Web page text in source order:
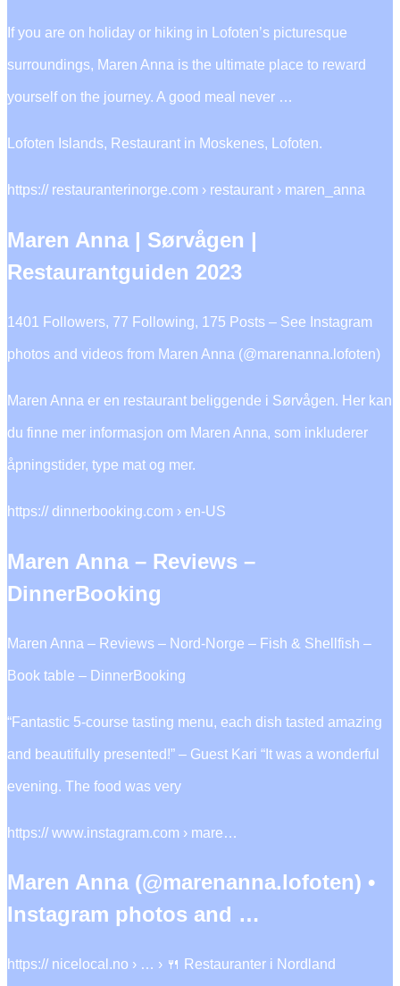
If you are on holiday or hiking in Lofoten’s picturesque
surroundings, Maren Anna is the ultimate place to reward
yourself on the journey. A good meal never …
Lofoten Islands, Restaurant in Moskenes, Lofoten.
https:// restauranterinorge.com › restaurant › maren_anna
Maren Anna | Sørvågen |
Restaurantguiden 2023
1401 Followers, 77 Following, 175 Posts – See Instagram
photos and videos from Maren Anna (@marenanna.lofoten)
Maren Anna er en restaurant beliggende i Sørvågen. Her kan
du finne mer informasjon om Maren Anna, som inkluderer
åpningstider, type mat og mer.
https:// dinnerbooking.com › en-US
Maren Anna – Reviews –
DinnerBooking
Maren Anna – Reviews – Nord-Norge – Fish & Shellfish –
Book table – DinnerBooking
“Fantastic 5-course tasting menu, each dish tasted amazing
and beautifully presented!” – Guest Kari “It was a wonderful
evening. The food was very
https:// www.instagram.com › mare…
Maren Anna (@marenanna.lofoten) •
Instagram photos and …
https:// nicelocal.no › … › 🍴 Restauranter i Nordland